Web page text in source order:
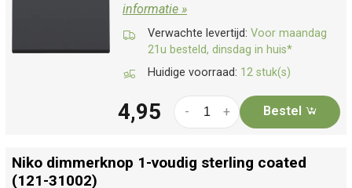
informatie »
Verwachte levertijd: Voor maandag
21u besteld, dinsdag in huis*
Huidige voorraad: 12 stuk(s)
4,95 +
- Bestel
Niko dimmerknop 1-voudig sterling coated
(121-31002)